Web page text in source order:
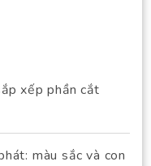
xếp phần cắt
màu sắc và con